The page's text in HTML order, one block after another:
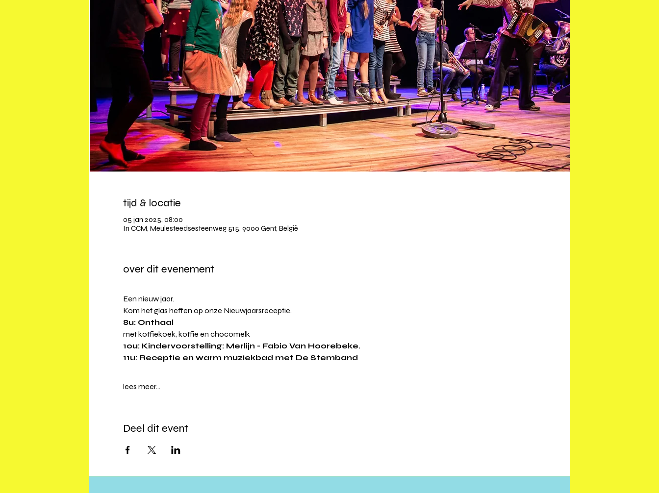
tijd & locatie
05 jan 2025, 08:00
In CCM, Meulesteedsesteenweg 515, 9000 Gent, België
over dit evenement
Een nieuw jaar.
Kom het glas heffen op onze Nieuwjaarsreceptie.
8u: Onthaal
met koffiekoek, koffie en chocomelk
10u: Kindervoorstelling: Merlijn - Fabio Van Hoorebeke.
11u: Receptie en warm muziekbad met De Stemband
lees meer...
Deel dit event